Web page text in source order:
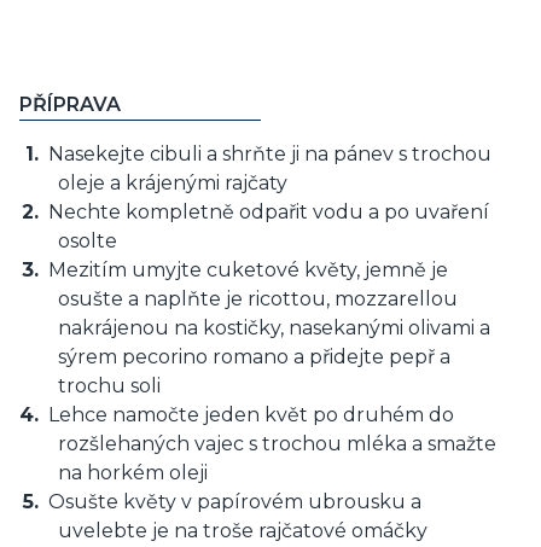
PŘÍPRAVA
Nasekejte cibuli a shrňte ji na pánev s trochou
oleje a krájenými rajčaty
Nechte kompletně odpařit vodu a po uvaření
osolte
Mezitím umyjte cuketové květy, jemně je
osušte a naplňte je ricottou, mozzarellou
nakrájenou na kostičky, nasekanými olivami a
sýrem pecorino romano a přidejte pepř a
trochu soli
Lehce namočte jeden květ po druhém do
rozšlehaných vajec s trochou mléka a smažte
na horkém oleji
Osušte květy v papírovém ubrousku a
uvelebte je na troše rajčatové omáčky